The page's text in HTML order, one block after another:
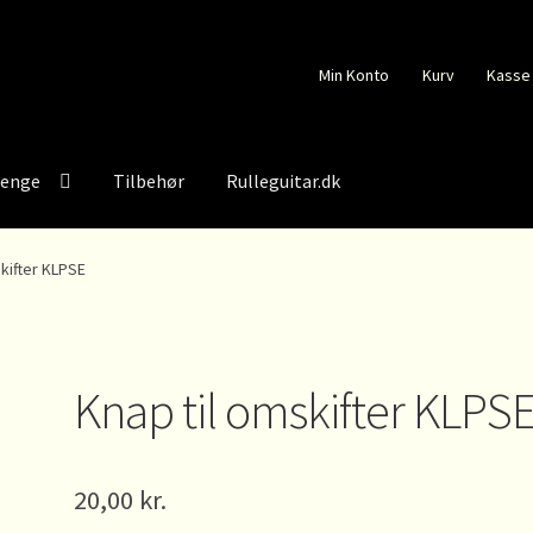
Min Konto Kurv Kasse
Tilbehør Rulleguitar.dk
KLPSE
Knap til omskifter
20,00 kr.